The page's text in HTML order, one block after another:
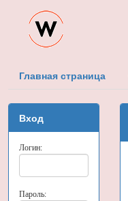
Главная страница
Вход
Логин:
Пароль: